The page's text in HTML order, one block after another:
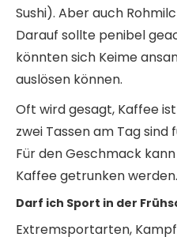
Sushi). Aber auch
Darauf sollte penibel
könnten sich Keime
auslösen können.
Oft wird gesagt, Kaffee
zwei Tassen am Tag
Für den Geschmack
Kaffee getrunken werden.
Darf ich Sport in der
Extremsportarten,